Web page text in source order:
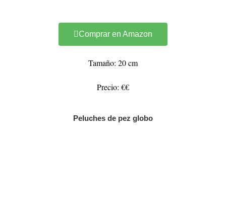
Comprar en Amazon
Tamaño: 20 cm
Precio: €€
Peluches de pez globo